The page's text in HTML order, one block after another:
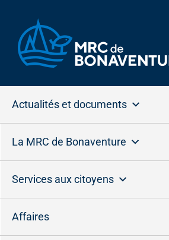
contenu
Actualités et documents
La MRC de Bonaventure
Services aux citoyens
Affaires